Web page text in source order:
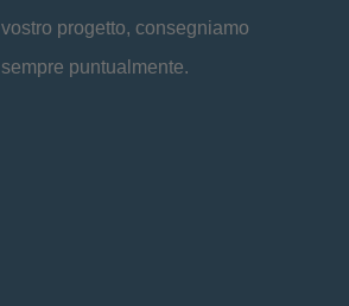
vostro progetto, consegniamo
sempre puntualmente.